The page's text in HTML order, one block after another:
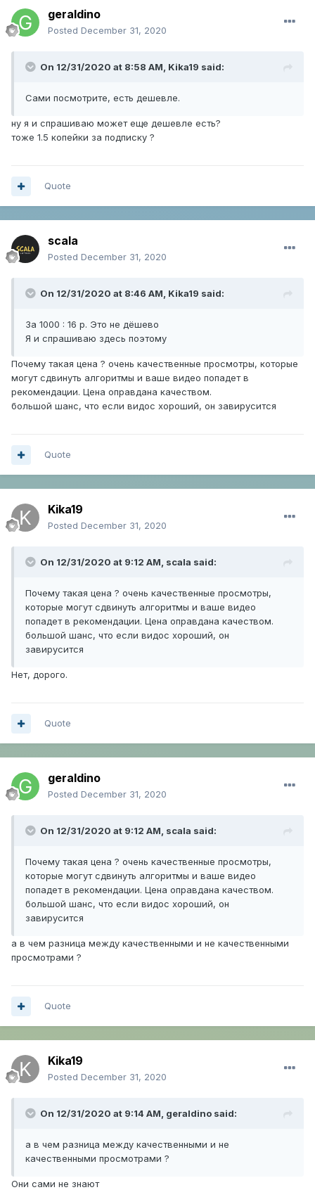
geraldino
Posted December 31, 2020
On 12/31/2020 at 8:58 AM, Kika19 said:
Сами посмотрите, есть дешевле.
ну я и спрашиваю может еще дешевле есть?
тоже 1.5 копейки за подписку ?
Quote
scala
Posted December 31, 2020
On 12/31/2020 at 8:46 AM, Kika19 said:
За 1000 : 16 р. Это не дёшево
Я и спрашиваю здесь поэтому
Почему такая цена ? очень качественные просмотры, которые
могут сдвинуть алгоритмы и ваше видео попадет в
рекомендации. Цена оправдана качеством.
большой шанс, что если видос хороший, он завирусится
Quote
Kika19
Posted December 31, 2020
On 12/31/2020 at 9:12 AM, scala said:
Почему такая цена ? очень качественные просмотры,
которые могут сдвинуть алгоритмы и ваше видео
попадет в рекомендации. Цена оправдана качеством.
большой шанс, что если видос хороший, он
завирусится
Нет, дорого.
Quote
geraldino
Posted December 31, 2020
On 12/31/2020 at 9:12 AM, scala said:
Почему такая цена ? очень качественные просмотры,
которые могут сдвинуть алгоритмы и ваше видео
попадет в рекомендации. Цена оправдана качеством.
большой шанс, что если видос хороший, он
завирусится
а в чем разница между качественными и не качественными
просмотрами ?
Quote
Kika19
Posted December 31, 2020
On 12/31/2020 at 9:14 AM, geraldino said:
а в чем разница между качественными и не
качественными просмотрами ?
Они сами не знают